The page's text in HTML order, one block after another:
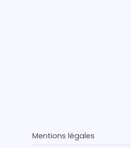
Mentions légales